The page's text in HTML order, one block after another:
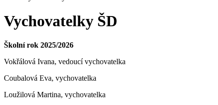
Vychovatelky ŠD
Školní rok 2025/2026
Vokřálová Ivana, vedoucí vychovatelka
Coubalová Eva, vychovatelka
Loužilová Martina, vychovatelka